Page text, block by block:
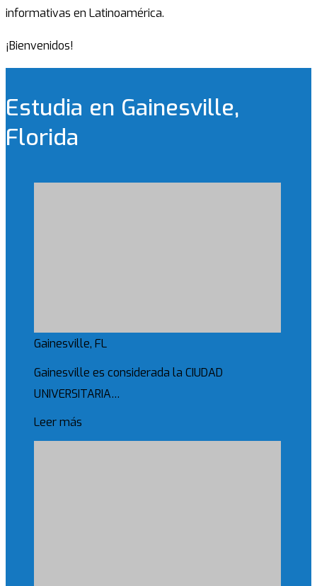
informativas en Latinoamérica.
¡Bienvenidos!
Estudia en Gainesville,
Florida
Gainesville, FL
Gainesville es considerada la CIUDAD
UNIVERSITARIA…
Leer más